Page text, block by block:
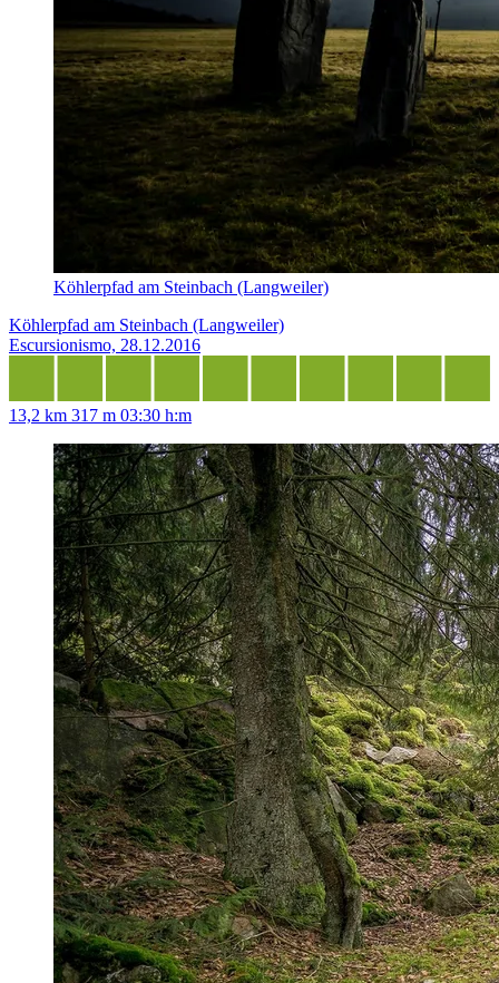
Köhlerpfad am Steinbach (Langweiler)
Köhlerpfad am Steinbach (Langweiler)
Escursionismo, 28.12.2016
13,2 km 317 m 03:30 h:m